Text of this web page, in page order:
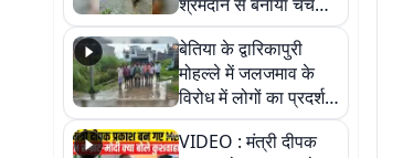
पुल
बेतिया के द्वारिकापुरी
मोहल्ले में जलजमाव के
विरोध में लोगों का प्रदर्शन,
स्थायी समाधान की मांग
VIDEO : मंत्री दीपक